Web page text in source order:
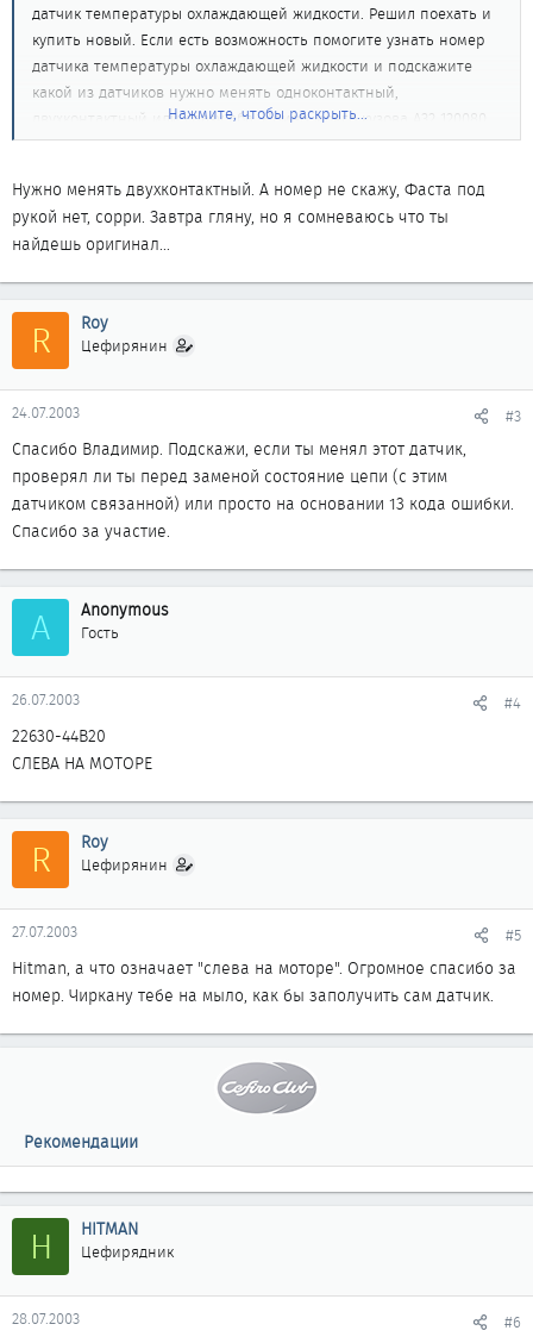
датчик температуры охлаждающей жидкости. Решил поехать и
купить новый. Если есть возможность помогите узнать номер
датчика температуры охлаждающей жидкости и подскажите
какой из датчиков нужно менять одноконтактный,
двухконтактный или сразу оба. Номер моего кузова А32 120080.
Заранее благодарен за участие к моей проблеме.
Нажмите, чтобы раскрыть...
Нужно менять двухконтактный. А номер не скажу, Фаста под
рукой нет, сорри. Завтра гляну, но я сомневаюсь что ты
найдешь оригинал...
R Roy
Цефирянин
24.07.2003 #3
Спасибо Владимир. Подскажи, если ты менял этот датчик,
проверял ли ты перед заменой состояние цепи (с этим
датчиком связанной) или просто на основании 13 кода ошибки.
Спасибо за участие.
A Anonymous
Гость
26.07.2003 #4
22630-44B20
СЛЕВА НА МОТОРЕ
R Roy
Цефирянин
27.07.2003 #5
Hitman, а что означает "слева на моторе". Огромное спасибо за
номер. Чиркану тебе на мыло, как бы заполучить сам датчик.
Рекомендации
H HITMAN
Цефирядник
28.07.2003 #6